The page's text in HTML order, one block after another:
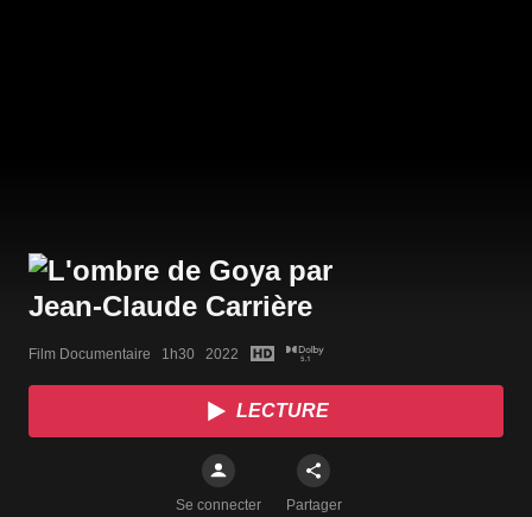
Film Documentaire   1h30   2022
LECTURE
Se connecter Partager